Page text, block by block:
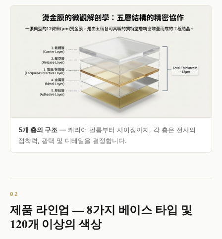
5개 층의 구조 — 캐리어 필름부터 사이징까지, 각 층은 전사의
접착력, 광택 및 디테일을 결정합니다.
제품 라인업 — 8가지 베이스 타입 및
120개 이상의 색상